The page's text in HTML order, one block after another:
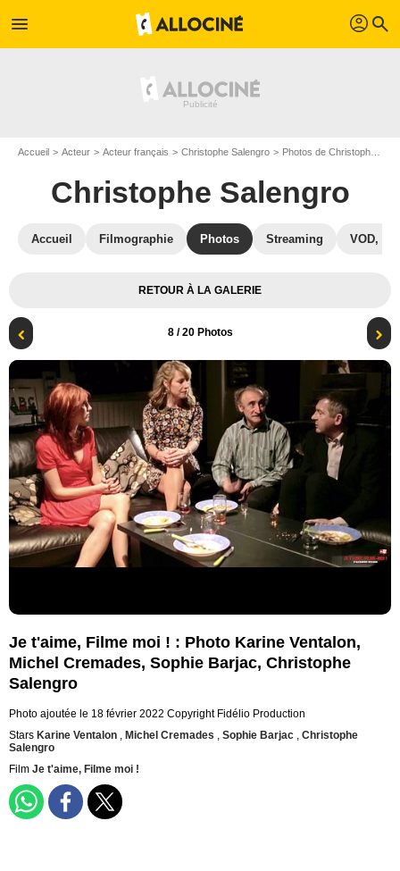
menu profil search
Accueil Acteur Acteur français Christophe Salengro Photos de Christophe Salengro
Christophe Salengro
Accueil Filmographie Photos Streaming VOD,
RETOUR À LA GALERIE
8/ 20 Photos
Je t'aime, Filme moi ! : Photo Karine Ventalon,
Michel Cremades, Sophie Barjac, Christophe
Salengro
Photo ajoutée le 18 février 2022 Copyright Fidélio Production
Stars Karine Ventalon , Michel Cremades , Sophie Barjac , Christophe
Salengro
Film Je t'aime, Filme moi !